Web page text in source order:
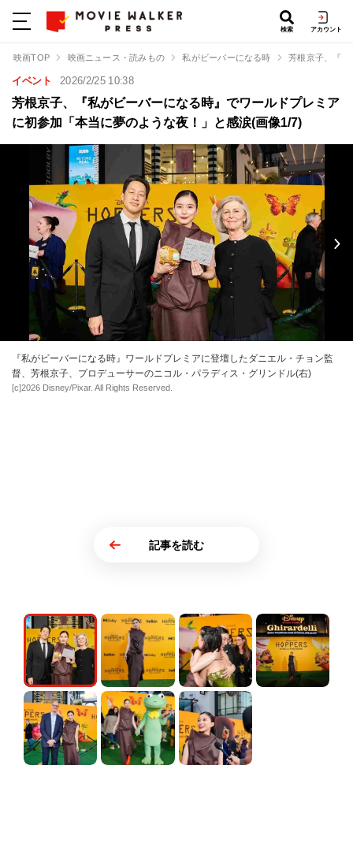
検索 アカウント
映画TOP 映画ニュース・読みもの 私がビーバーになる時 芳根京子、『
イベント 2026/2/25 10:38
芳根京子、『私がビーバーになる時』でワールドプレミア
に初参加「本当に夢のような夜！」と感涙(画像1/7)
『私がビーバーになる時』ワールドプレミアに登壇したダニエル・チョン監
督、芳根京子、プロデューサーのニコル・パラディス・グリンドル(右)
[c]2026 Disney/Pixar. All Rights Reserved.
記事を読む